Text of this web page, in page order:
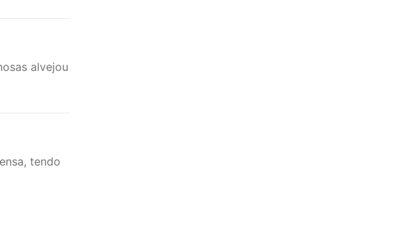
alvejou
tendo